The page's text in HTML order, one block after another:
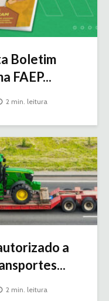
Boletim
FAEP...
2 min. leitura
a
2 min. leitura